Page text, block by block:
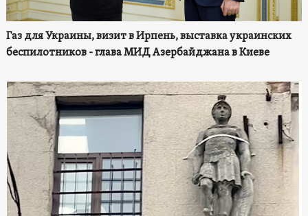
Газ для Украины, визит в Ирпень, выставка украинских
беспилотников - глава МИД Азербайджана в Киеве